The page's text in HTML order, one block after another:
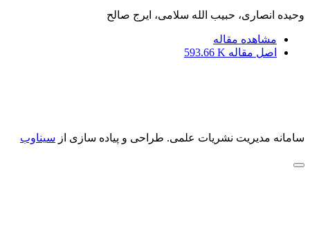
وحیده انصاری، حبیب الله سلامی، ایرج صالح
مشاهده مقاله
اصل مقاله 593.66 K
سامانه مدیریت نشریات علمی. طراحی و پیاده سازی از سیناوب